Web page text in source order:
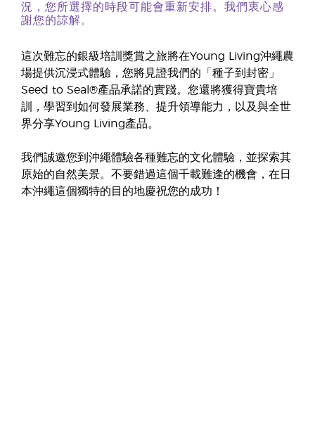
況，您所選擇的時段可能會重新安排。我們衷心感
謝您的諒解。
這次難忘的銀級培訓獎賞之旅將在Young Living沖繩農
場提供沉浸式體驗，您將見證我們的「種子到封密」
Seed to Seal®產品承諾的實踐。您還將獲得寶貴培
訓，學習到如何發展業務、提升領導能力，以及與全世
界分享Young Living產品。
我們誠邀您到沖繩體驗各種難忘的文化體驗，並探索其
原始的自然美景。不要錯過這個千載難逢的機會，在日
本沖繩這個獨特的目的地慶祝您的成功！